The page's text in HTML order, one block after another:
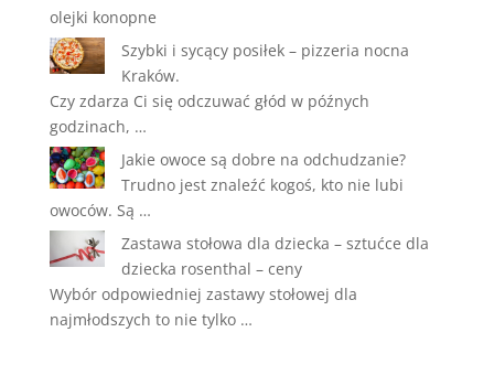
olejki konopne
Szybki i sycący posiłek – pizzeria nocna
Kraków.
Czy zdarza Ci się odczuwać głód w późnych
godzinach, …
Jakie owoce są dobre na odchudzanie?
Trudno jest znaleźć kogoś, kto nie lubi
owoców. Są …
Zastawa stołowa dla dziecka – sztućce dla
dziecka rosenthal – ceny
Wybór odpowiedniej zastawy stołowej dla
najmłodszych to nie tylko …